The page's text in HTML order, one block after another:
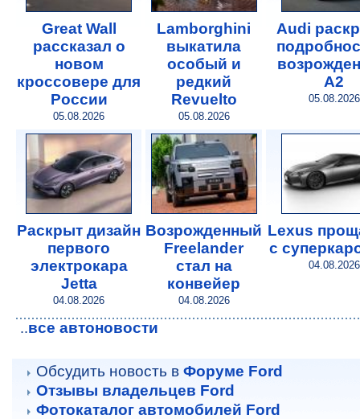
Great Wall
рассказал о
новом
кроссовере для
России
05.08.2026
Lamborghini
выкатила
особый и
редкий
Revuelto
05.08.2026
Audi
A2
05.08.2026
Раскрыт дизайн
первого
электрокара
Jetta
04.08.2026
Возрожденный
Freelander
стал на
конвейер
04.08.2026
Lexus
с
04.08.2026
..все автоновости
Обсудить новость в Форуме Ford
Отзывы владельцев Ford
Фотокаталог автомобилей Ford